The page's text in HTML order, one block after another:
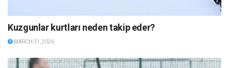
Kuzgunlar kurtları neden takip eder?
MARCH 31, 2026